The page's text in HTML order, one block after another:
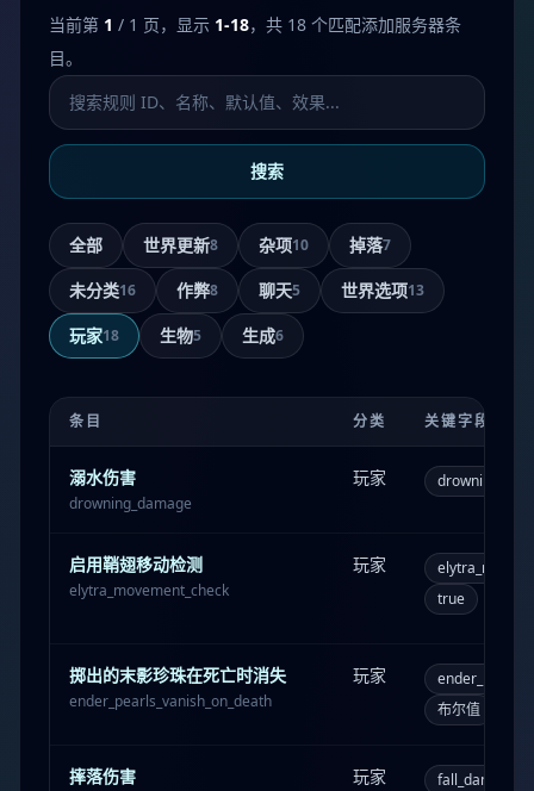
当前第 1 / 1 页，显示 1-18，共 18 个匹配添加服务器条
目。
搜索添加服务器
搜索
全部 世界更新8 杂项10 掉落7
未分类16 作弊8 聊天5 世界选项13
玩家18 生物5 生成6
条目 分类 关键字段
溺水伤害
drowning_damage
玩家
启用鞘翅移动检测
elytra_movement_check
玩家
true
掷出的末影珍珠在死亡时消失
ender_pearls_vanish_on_death
玩家
布尔值
摔落伤害 玩家 fall_damage